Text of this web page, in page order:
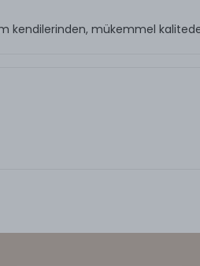
kendilerinden, mükemmel